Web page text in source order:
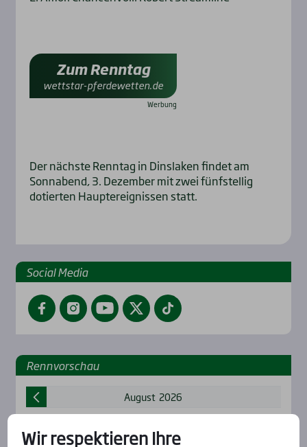
Zum Renntag
wettstar-pferdewetten.de
Der nächste Renntag in Dinslaken findet am
Sonnabend, 3. Dezember mit zwei fünfstellig
dotierten Hauptereignissen statt.
Social Media
FacebookInstagramYouTubeTwitterTikTok
Renn­vor­schau
August 2026
27
28 29
Wir respektieren Ihre